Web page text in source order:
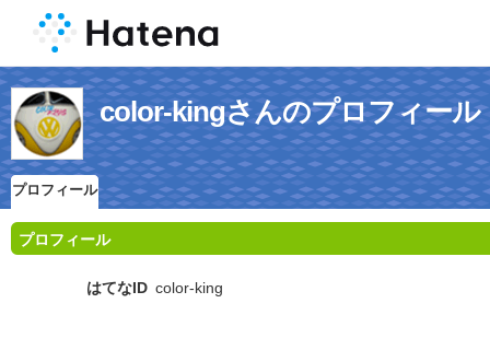
color-kingさんのプロフィール
プロフィール
プロフィール
はてなID color-king